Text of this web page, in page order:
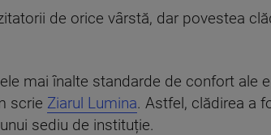
de orice vârstă, dar povestea
mai înalte standarde de confort ale
scrie Ziarul Lumina. Astfel, clădirea a
sediu de instituție.